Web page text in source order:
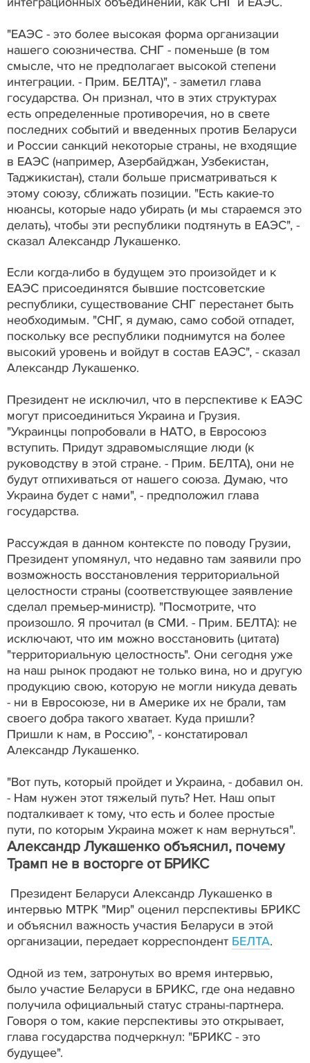
"ЕАЭС - это более высокая форма организации
нашего союзничества. СНГ - поменьше (в том
смысле, что не предполагает высокой степени
интеграции. - Прим. БЕЛТА)", - заметил глава
государства. Он признал, что в этих структурах
есть определенные противоречия, но в свете
последних событий и введенных против Беларуси
и России санкций некоторые страны, не входящие
в ЕАЭС (например, Азербайджан, Узбекистан,
Таджикистан), стали больше присматриваться к
этому союзу, сближать позиции. "Есть какие-то
нюансы, которые надо убирать (и мы стараемся это
делать), чтобы эти республики подтянуть в ЕАЭС", -
сказал Александр Лукашенко.
Если когда-либо в будущем это произойдет и к
ЕАЭС присоединятся бывшие постсоветские
республики, существование СНГ перестанет быть
необходимым. "СНГ, я думаю, само собой отпадет,
поскольку все республики поднимутся на более
высокий уровень и войдут в состав ЕАЭС", - сказал
Александр Лукашенко.
Президент не исключил, что в перспективе к ЕАЭС
могут присоединиться Украина и Грузия.
"Украинцы попробовали в НАТО, в Евросоюз
вступить. Придут здравомыслящие люди (к
руководству в этой стране. - Прим. БЕЛТА), они не
будут отпихиваться от нашего союза. Думаю, что
Украина будет с нами", - предположил глава
государства.
Рассуждая в данном контексте по поводу Грузии,
Президент упомянул, что недавно там заявили про
возможность восстановления территориальной
целостности страны (соответствующее заявление
сделал премьер-министр). "Посмотрите, что
произошло. Я прочитал (в СМИ. - Прим. БЕЛТА): не
исключают, что им можно восстановить (цитата)
"территориальную целостность". Они сегодня уже
на наш рынок продают не только вина, но и другую
продукцию свою, которую не могли никуда девать
- ни в Евросоюзе, ни в Америке их не брали, там
своего добра такого хватает. Куда пришли?
Пришли к нам, в Россию", - констатировал
Александр Лукашенко.
"Вот путь, который пройдет и Украина, - добавил он.
- Нам нужен этот тяжелый путь? Нет. Наш опыт
подталкивает к тому, что есть и более простые
пути, по которым Украина может к нам вернуться".
Александр Лукашенко объяснил, почему
Трамп не в восторге от БРИКС
Президент Беларуси Александр Лукашенко в
интервью МТРК "Мир" оценил перспективы БРИКС
и объяснил важность участия Беларуси в этой
организации, передает корреспондент БЕЛТА.
Одной из тем, затронутых во время интервью,
было участие Беларуси в БРИКС, где она недавно
получила официальный статус страны-партнера.
Говоря о том, какие перспективы это открывает,
глава государства подчеркнул: "БРИКС - это
будущее".